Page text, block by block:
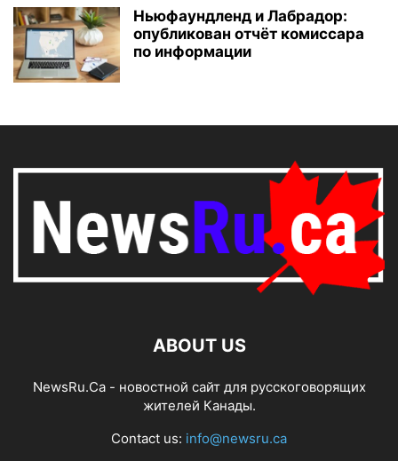
Ньюфаундленд и Лабрадор:
опубликован отчёт комиссара
по информации
ABOUT US
NewsRu.Ca - новостной сайт для русскоговорящих
жителей Канады.
Contact us: info@newsru.ca